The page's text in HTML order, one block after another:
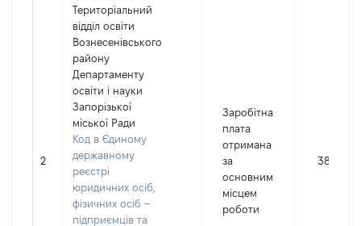
2
Територіальний
відділ освіти
Вознесенівського
району
Департаменту
освіти і науки
Запорізької
міської Ради
Код в Єдиному
державному
реєстрі
юридичних осіб,
фізичних осіб –
підприємців та
Заробітна
плата
отримана
за
основним
місцем
роботи
38975